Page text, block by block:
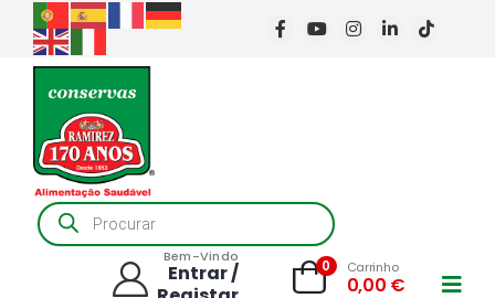
Products
search
Bem-Vindo
Entrar /
0 Carrinho
0,00 €